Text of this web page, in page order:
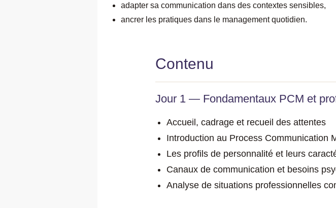
adapter sa communication dans des contextes sensibles,
ancrer les pratiques dans le management quotidien.
Contenu
Jour 1 — Fondamentaux PCM et
Accueil, cadrage et recueil des attentes
Introduction au Process Communication
Les profils de personnalité et leurs
Canaux de communication et besoins
Analyse de situations professionnelles